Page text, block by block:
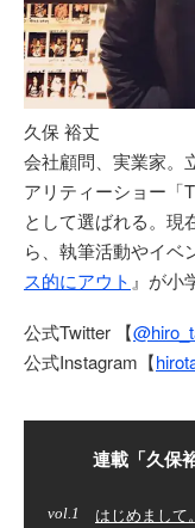
久保 裕丈
会社顧問、実業家。
アリティーショー「
として選ばれる。現
ら、執筆活動やイベ
ス的にアウト 』が小
公式Twitter 【
公式Instagram【
連載「久保
1 はじめまして